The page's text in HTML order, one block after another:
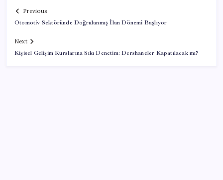
Previous
Otomotiv Sektöründe Doğrulanmış İlan Dönemi Başlıyor
Next
Kişisel Gelişim Kurslarına Sıkı Denetim: Dershaneler Kapatılacak mı?